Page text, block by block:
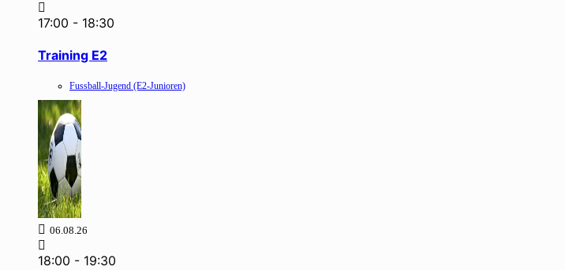
17:00 - 18:30
Training E2
Fussball-Jugend (E2-Junioren)
06.08.26
18:00 - 19:30